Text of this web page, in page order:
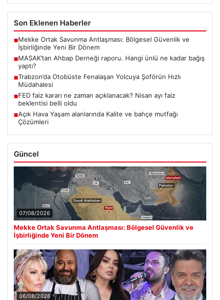
Son Eklenen Haberler
■Mekke Ortak Savunma Antlaşması: Bölgesel Güvenlik ve
İşbirliğinde Yeni Bir Dönem
■MASAK’tan Ahbap Derneği raporu. Hangi ünlü ne kadar bağış
yaptı?
■Trabzon’da Otobüste Fenalaşan Yolcuya Şoförün Hızlı
Müdahalesi
■FED faiz kararı ne zaman açıklanacak? Nisan ayı faiz
beklentisi belli oldu
■Açık Hava Yaşam alanlarında Kalite ve bahçe mutfağı
Çözümleri
Güncel
07/08/2026
Mekke Ortak Savunma Antlaşması: Bölgesel Güvenlik ve
İşbirliğinde Yeni Bir Dönem
06/08/2026